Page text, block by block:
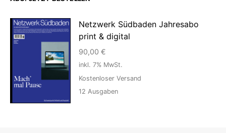
Netzwerk Südbaden Jahresabo
print & digital
90,00 €
inkl. 7% MwSt.
Kostenloser Versand
12 Ausgaben